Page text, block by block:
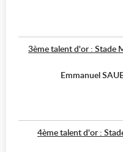
3ème talent d'or : Stade
Emmanuel
4ème talent d'or :